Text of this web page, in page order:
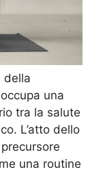
della
una
tra la salute
L’atto dello
una routine